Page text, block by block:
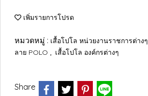
เพิ่มรายการโปรด
หมวดหมู่ : เสื้อโปโล หน่วยงานราชการต่างๆ
ลาย POLO , เสื้อโปโล องค์กรต่างๆ
Share